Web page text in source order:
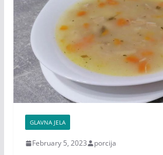
GLAVNA JELA
February 5, 2023 porcija